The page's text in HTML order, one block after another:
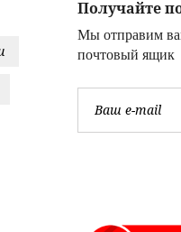
Победы
Получайте
Мы отправим
почтовый ящик